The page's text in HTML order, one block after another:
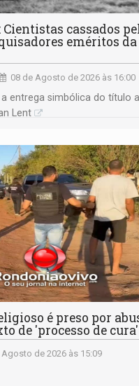
Cientistas cassados
eméritos da
08 de Agosto de 2026 às 16:00
a entrega simbólica do título a
Lent
é preso por
de 'processo de cura'
Agosto de 2026 às 15:09